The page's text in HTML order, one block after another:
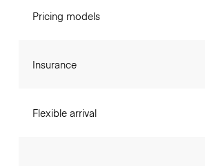
Pricing models
Insurance
Flexible arrival